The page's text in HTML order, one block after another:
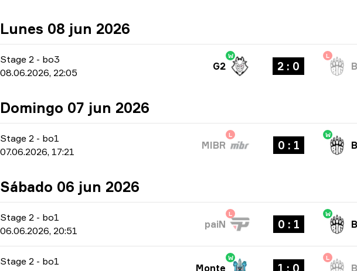
Lunes 08 jun 2026
Stage 2 - bo3
08.06.2026, 22:05
W
G2 2 : 0
L
Domingo 07 jun 2026
Stage 2 - bo1
07.06.2026, 17:21
L
MIBR 0 : 1
W
Sábado 06 jun 2026
Stage 2 - bo1
06.06.2026, 20:51
L
paiN 0 : 1
W
Stage 2 - bo1
W
Monte 1 : 0
L